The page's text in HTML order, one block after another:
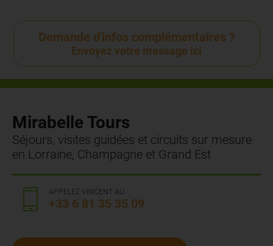
Demande d'infos complémentaires ?
Envoyez votre message ici
Mirabelle Tours
Séjours, visites guidées et circuits sur mesure
en Lorraine, Champagne et Grand Est
APPELEZ VINCENT AU
+33 6 81 35 35 09